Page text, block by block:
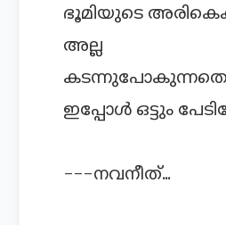
ഭൂമിയുടെ
അല്ല
ഇപ്പോള്‍ ഒട്ടും
---നവനീത്...